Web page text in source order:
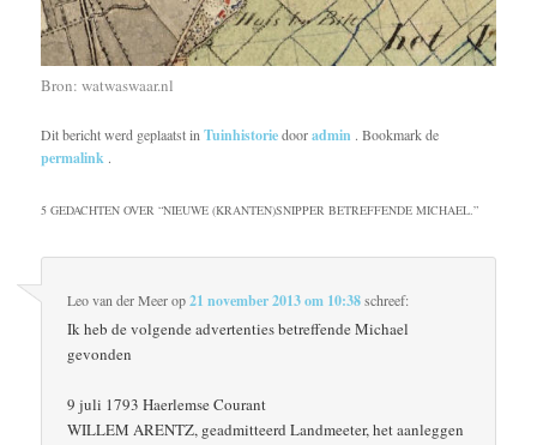
Bron: watwaswaar.nl
Dit bericht werd geplaatst inTuinhistoriedooradmin . Bookmark de
permalink .
5 GEDACHTEN OVER “NIEUWE (KRANTEN)SNIPPER BETREFFENDE MICHAEL.”
Leo van der Meerop21 november 2013 om 10:38schreef:
Ik heb de volgende advertenties betreffende Michael
gevonden
9 juli 1793 Haerlemse Courant
WILLEM ARENTZ, geadmitteerd Landmeeter, het aanleggen